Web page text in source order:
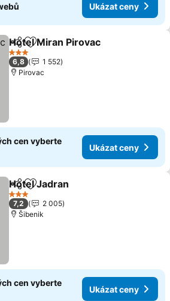
Ukázat ceny
SdíletPřidat na seznam oblíbených
Hotel Miran Pirovac
3 Počet hvězdiček
6,8
1 552
Pirovac
cen vyberte
Ukázat ceny
SdíletPřidat na seznam oblíbených
Hotel Jadran
3 Počet hvězdiček
7,2
2 005
Šibenik
cen vyberte
Ukázat ceny